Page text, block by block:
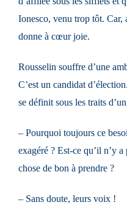
Ionesco, venu trop tôt. Car,
donne à cœur joie.
Rousselin souffre d’une
C’est un candidat
se définit sous les traits
– Pourquoi toujours ce
exagéré ? Est-ce qu’il n’y
chose de bon à prendre ?
– Sans doute, leurs voix !